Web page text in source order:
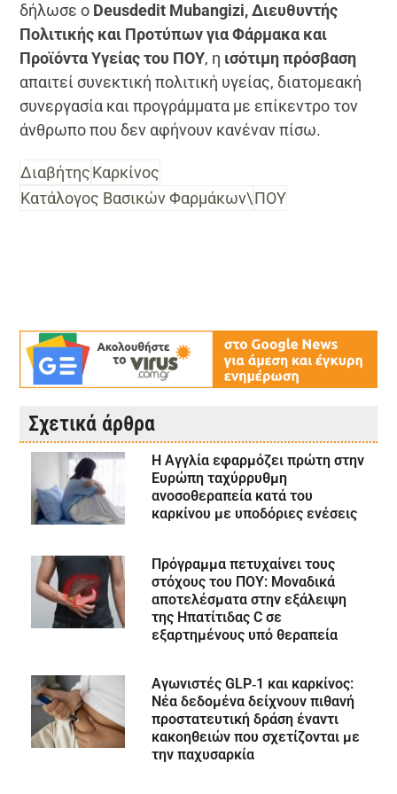
δήλωσε ο Deusdedit Mubangizi, Διευθυντής
Πολιτικής και Προτύπων για Φάρμακα και
Προϊόντα Υγείας του ΠΟΥ, η ισότιμη πρόσβαση
απαιτεί συνεκτική πολιτική υγείας, διατομεακή
συνεργασία και προγράμματα με επίκεντρο τον
άνθρωπο που δεν αφήνουν κανέναν πίσω.
ΔιαβήτηςΚαρκίνος
Κατάλογος Βασικών Φαρμάκων\ΠΟΥ
Σχετικά άρθρα
Η Αγγλία εφαρμόζει πρώτη στην
Ευρώπη ταχύρρυθμη
ανοσοθεραπεία κατά του
καρκίνου με υποδόριες ενέσεις
Πρόγραμμα πετυχαίνει τους
στόχους του ΠΟΥ: Μοναδικά
αποτελέσματα στην εξάλειψη
της Ηπατίτιδας C σε
εξαρτημένους υπό θεραπεία
Αγωνιστές GLP‑1 και καρκίνος:
Νέα δεδομένα δείχνουν πιθανή
προστατευτική δράση έναντι
κακοηθειών που σχετίζονται με
την παχυσαρκία